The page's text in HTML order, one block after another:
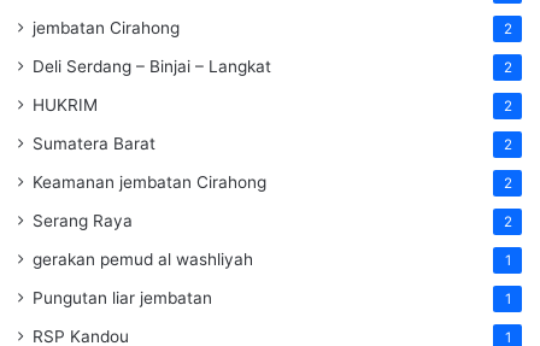
jembatan Cirahong 2
Deli Serdang – Binjai – Langkat 2
HUKRIM 2
Sumatera Barat 2
Keamanan jembatan Cirahong 2
Serang Raya 2
gerakan pemud al washliyah 1
Pungutan liar jembatan 1
RSP Kandou 1